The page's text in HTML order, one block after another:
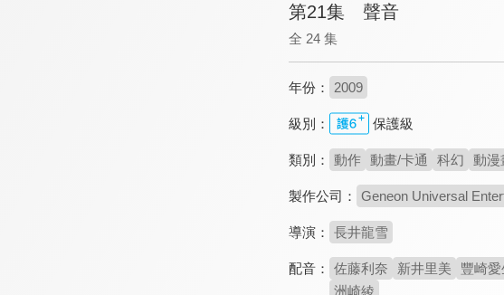
第21集 聲音
全 24 集
年份： 2009
級別： 保護級
類別： 動作 動畫/卡通 科幻 動漫
製作公司： Geneon Universal
導演： 長井龍雪
配音： 佐藤利奈 新井里美 豐崎愛
洲崎綾